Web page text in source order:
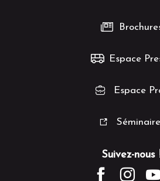
Suivez-nous
Espace
Espace